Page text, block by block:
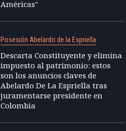
Américas"
Posesión Abelardo de la Espriella
Descarta Constituyente y elimina
impuesto al patrimonio: estos
son los anuncios claves de
Abelardo De La Espriella tras
juramentarse presidente en
Colombia